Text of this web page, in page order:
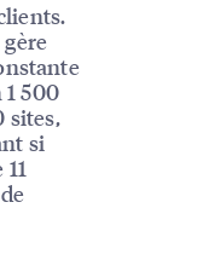
500
sites,
si